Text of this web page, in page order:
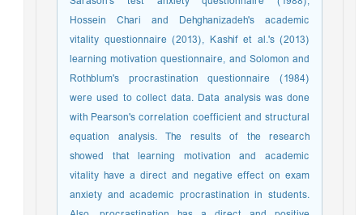
Hossein Chari and Dehghanizadeh's academic
vitality questionnaire (2013), Kashif et al.'s (2013)
learning motivation questionnaire, and Solomon and
Rothblum's procrastination questionnaire (1984)
were used to collect data. Data analysis was done
with Pearson's correlation coefficient and structural
equation analysis. The results of the research
showed that learning motivation and academic
vitality have a direct and negative effect on exam
anxiety and academic procrastination in students.